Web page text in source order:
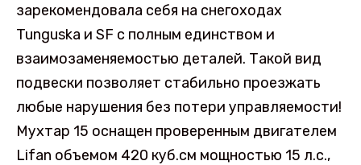
зарекомендовала себя на снегоходах
Tunguska и SF с полным единством и
взаимозаменяемостью деталей. Такой вид
подвески позволяет стабильно проезжать
любые нарушения без потери управляемости!
Мухтар 15 оснащен проверенным двигателем
Lifan объемом 420 куб.см мощностью 15 л.с.,